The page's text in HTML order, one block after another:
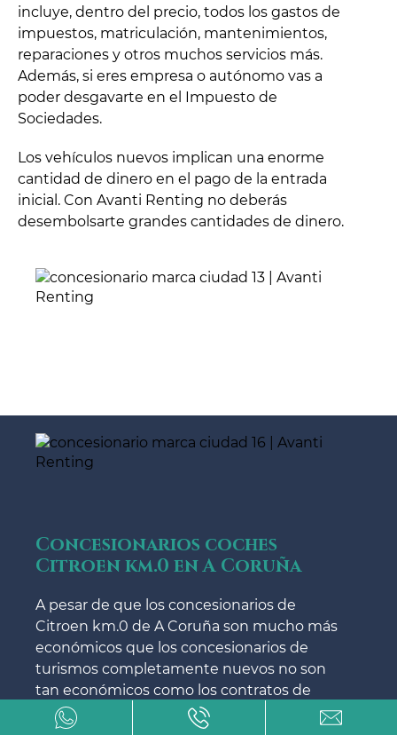
incluye, dentro del precio, todos los gastos de
impuestos, matriculación, mantenimientos,
reparaciones y otros muchos servicios más.
Además, si eres empresa o autónomo vas a
poder desgavarte en el Impuesto de
Sociedades.
Los vehículos nuevos implican una enorme
cantidad de dinero en el pago de la entrada
inicial. Con Avanti Renting no deberás
desembolsarte grandes cantidades de dinero.
Concesionarios coches
Citroen km.0 en A Coruña
A pesar de que los concesionarios de
Citroen km.0 de A Coruña son mucho más
económicos que los concesionarios de
turismos completamente nuevos no son
tan económicos como los contratos de
renting de Avanti Renting.